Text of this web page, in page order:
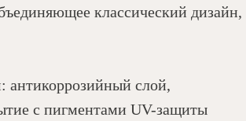
классический дизайн,
слой,
с пигментами UV-защиты